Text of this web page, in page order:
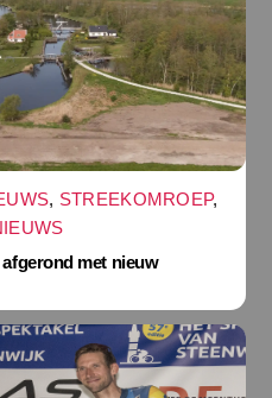
, STREEKOMROEP,
met nieuw